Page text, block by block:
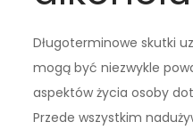
Długoterminowe skutki
mogą być niezwykle
aspektów życia osoby
Przede wszystkim